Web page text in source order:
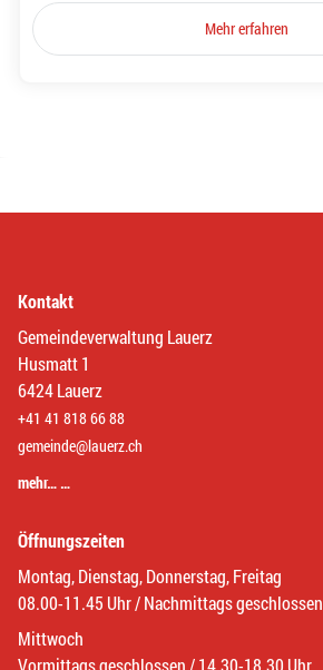
Mehr erfahren
Kontakt
Gemeindeverwaltung Lauerz
Husmatt 1
6424 Lauerz
+41 41 818 66 88
gemeinde@lauerz.ch
mehr… …
Öffnungszeiten
Montag, Dienstag, Donnerstag, Freitag
08.00-11.45 Uhr / Nachmittags geschlossen
Mittwoch
Vormittags geschlossen / 14.30-18.30 Uhr